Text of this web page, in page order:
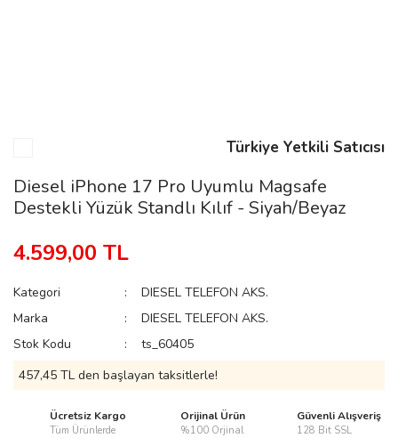
Türkiye Yetkili Satıcısı
Diesel iPhone 17 Pro Uyumlu Magsafe
Destekli Yüzük Standlı Kılıf - Siyah/Beyaz
4.599,00 TL
Kategori
DIESEL TELEFON AKS.
Marka
DIESEL TELEFON AKS.
Stok Kodu
ts_60405
457,45 TL den başlayan taksitlerle!
Ücretsiz Kargo
Tüm Ürünlerde
Orijinal Ürün
%100 Orjinal
Güvenli Alışveriş
128 Bit SSL